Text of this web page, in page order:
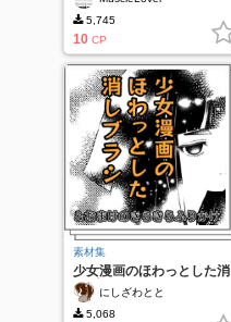
5,745
10 CP
素材集
少女漫画のほわっとした消
しブラシにしざわとと
5,068